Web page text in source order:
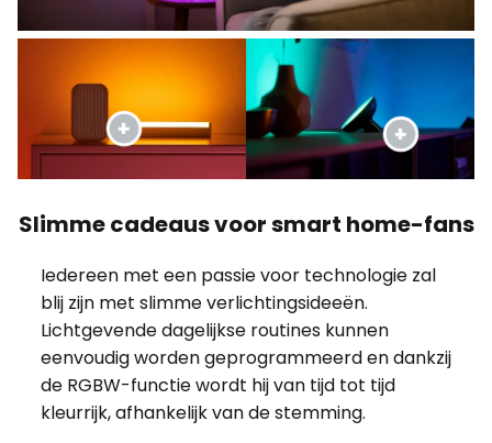
Slimme cadeaus voor smart home-fans
Iedereen met een passie voor technologie zal
blij zijn met slimme verlichtingsideeën.
eenvoudig worden geprogrammeerd en dankzij
kleurrijk, afhankelijk van de stemming.
Meer cadeau-ideeën